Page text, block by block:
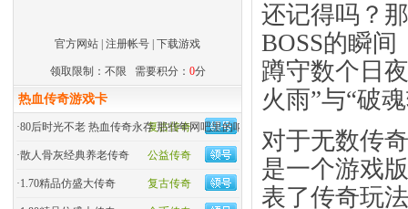
官方网站 注册帐号 下载游戏
领取限制：不限 需要积分： 0分
热血传奇游戏卡
复古传奇
·80后时光不老 热血传奇永存 那些年网吧里的呐喊
公益传奇
·散人骨灰经典养老传奇
复古传奇
·1.70精品仿盛大传奇
还记得吗？
BOSS的瞬
蹲守数个日
火雨”与“破
对于无数传
是一个游戏
表了传奇玩